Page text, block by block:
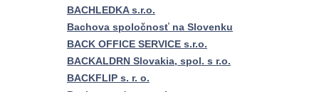
BACHLEDKA s.r.o.
Bachova spoločnosť na Slovenku
BACK OFFICE SERVICE s.r.o.
BACKALDRN Slovakia, spol. s r.o.
BACKFLIP s. r. o.